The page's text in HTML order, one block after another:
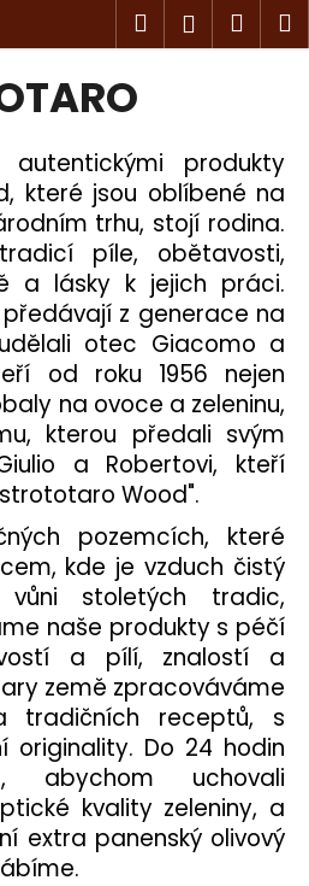
Hledat
produkty
které jsou oblíbené na
trhu, stojí rodina.
píle, obětavosti,
a lásky k jejich práci.
z generace na
otec Giacomo a
od roku 1956 nejen
na ovoce a zeleninu,
kterou předali svým
a Robertovi, kteří
Wood".
pozemcích, které
kde je vzduch čistý
stoletých tradic,
naše produkty s péčí
a pílí, znalostí a
země zpracováváme
tradičních receptů, s
originality. Do 24 hodin
abychom uchovali
kvality zeleniny, a
extra panenský olivový